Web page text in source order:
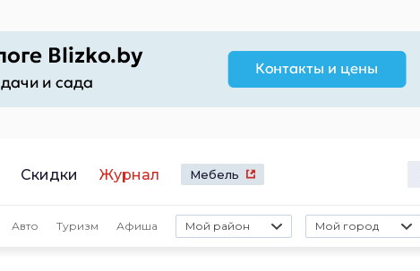
Скидки Журнал Мебель
Авто Туризм Афиша Мой район Мой город